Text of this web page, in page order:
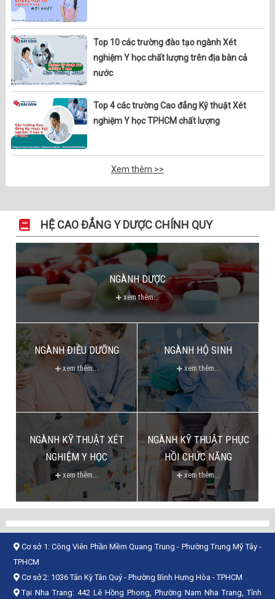
Top 10 các trường đào tạo ngành Xét
nghiệm Y học chất lượng trên địa bàn cả
nước
Top 4 các trường Cao đẳng Kỹ thuật Xét
nghiệm Y học TPHCM chất lượng
Xem thêm >>
HỆ CAO ĐẲNG Y DƯỢC CHÍNH QUY
NGÀNH DƯỢC
xem thêm...
NGÀNH ĐIỀU DƯỠNG
xem thêm...
NGÀNH HỘ SINH
xem thêm...
NGÀNH KỸ THUẬT XÉT
NGHIỆM Y HỌC
xem thêm...
NGÀNH KỸ THUẬT PHỤC
HỒI CHỨC NĂNG
xem thêm...
Cơ sở 1: Công Viên Phần Mềm Quang Trung - Phường Trung Mỹ Tây -
TPHCM
Cơ sở 2: 1036 Tân Kỳ Tân Quý - Phường Bình Hưng Hòa - TPHCM
Tại Nha Trang: 442 Lê Hồng Phong, Phường Nam Nha Trang, Tỉnh